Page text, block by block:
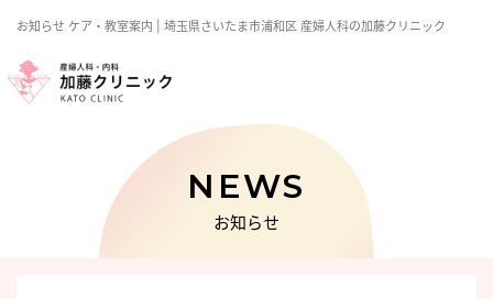
お知らせ ケア・教室案内 | 埼玉県さいたま市浦和区 産婦人科の加藤クリニック
NEWS
お知らせ